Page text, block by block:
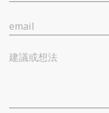
email
建議或想法